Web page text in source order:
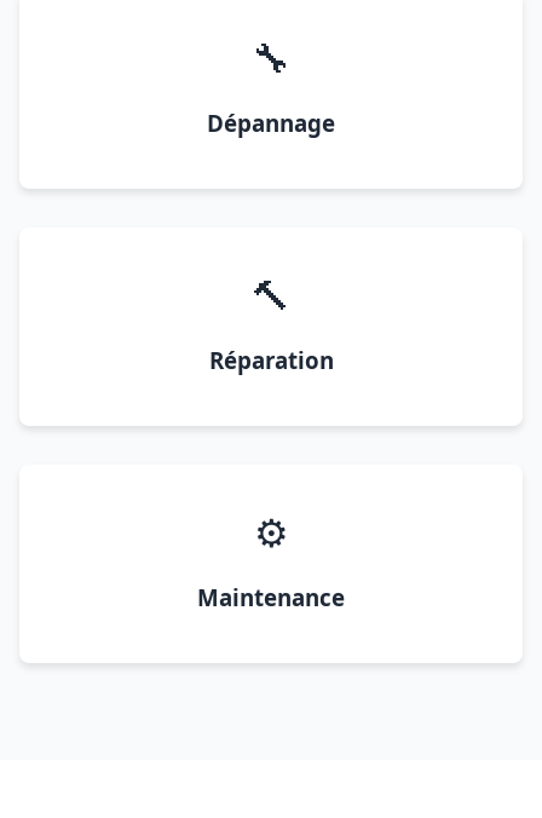
🔧
Dépannage
🔨
Réparation
⚙️
Maintenance